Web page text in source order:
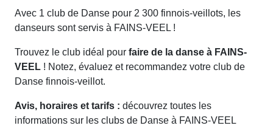
Avec 1 club de Danse pour 2 300 finnois-veillots, les
danseurs sont servis à FAINS-VEEL !
Trouvez le club idéal pour faire de la danse à FAINS-
VEEL ! Notez, évaluez et recommandez votre club de
Danse finnois-veillot.
Avis, horaires et tarifs : découvrez toutes les
informations sur les clubs de Danse à FAINS-VEEL